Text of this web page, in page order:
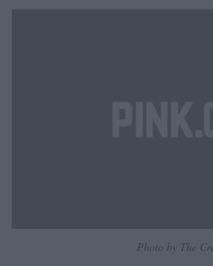
Photo by The